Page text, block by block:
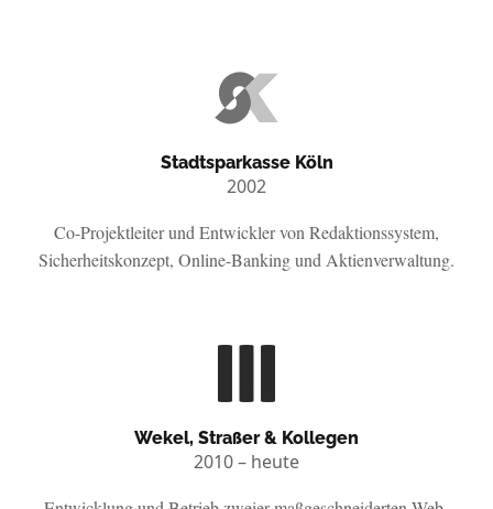
Stadtsparkasse Köln
2002
Co-Projektleiter und Entwickler von Redaktionssystem,
Sicherheitskonzept, Online-Banking und Aktienverwaltung.
Wekel, Straßer & Kollegen
2010 – heute